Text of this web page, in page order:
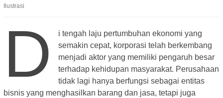
Ilustrasi
D
i tengah laju pertumbuhan ekonomi yang
semakin cepat, korporasi telah berkembang
menjadi aktor yang memiliki pengaruh besar
terhadap kehidupan masyarakat. Perusahaan
tidak lagi hanya berfungsi sebagai entitas
bisnis yang menghasilkan barang dan jasa, tetapi juga